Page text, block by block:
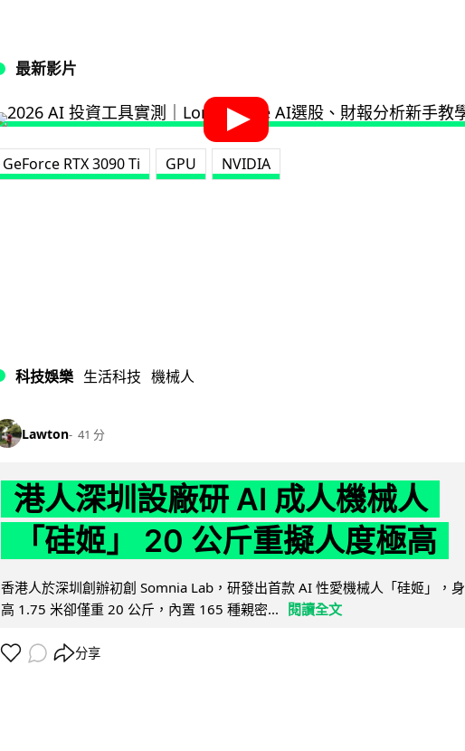
最新影片
GeForce RTX 3090 Ti GPU NVIDIA
科技娛樂 生活科技 機械人
Lawton 41 分
港人深圳設廠研 AI 成人機械人
「硅姬」 20 公斤重擬人度極高
香港人於深圳創辦初創 Somnia Lab，研發出首款 AI 性愛機械人「硅姬」，身
高 1.75 米卻僅重 20 公斤，內置 165 種親密...
閱讀全文
分享